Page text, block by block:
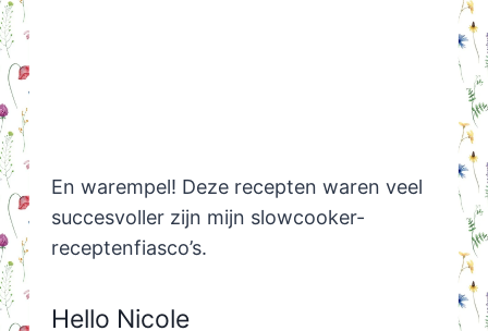
En warempel! Deze recepten waren veel
succesvoller zijn mijn slowcooker-
receptenfiasco’s.
Hello Nicole